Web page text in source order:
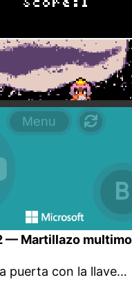
— Martillazo
puerta con la llave…